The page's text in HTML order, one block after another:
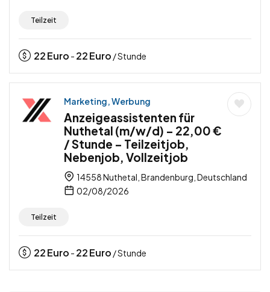
Teilzeit
22Euro - 22Euro / Stunde
Marketing, Werbung
Anzeigeassistenten für
Nuthetal (m/w/d) – 22,00 €
/ Stunde – Teilzeitjob,
Nebenjob, Vollzeitjob
14558 Nuthetal, Brandenburg, Deutschland
02/08/2026
Teilzeit
22Euro - 22Euro / Stunde